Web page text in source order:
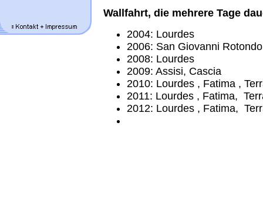
Wallfahrt, die mehrere Tage
2004: Lourdes
2006: San Giovanni
2008: Lourdes
2009: Assisi, Cascia
2010: Lourdes , Fatima ,
2011: Lourdes , Fatima,
2012: Lourdes , Fatima,